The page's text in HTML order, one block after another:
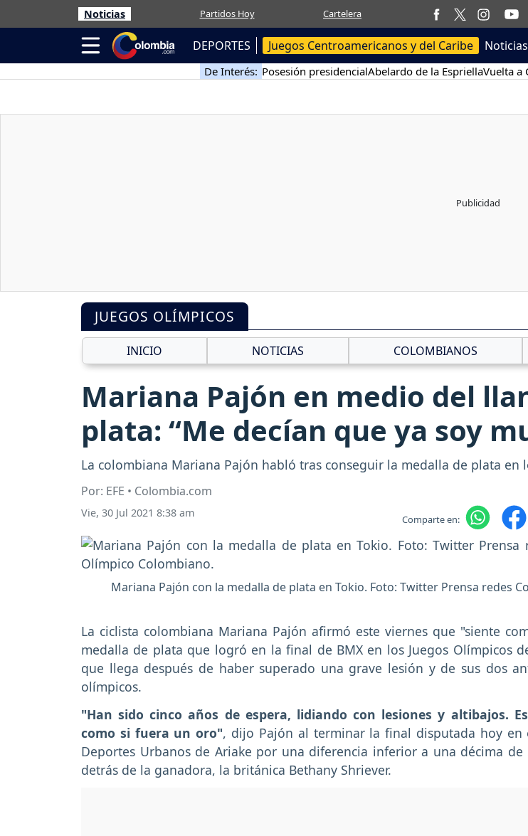
Noticias Partidos Hoy Cartelera
DEPORTES Juegos Centroamericanos y del Caribe Noticias
De Interés: Posesión presidencialAbelardo de la EspriellaVuelta a
JUEGOS OLÍMPICOS
INICIO NOTICIAS COLOMBIANOS
Mariana Pajón en medio del
plata: “Me decían que ya soy
La colombiana Mariana Pajón habló tras conseguir la medalla de plata en
Por: EFE • Colombia.com
Vie, 30 Jul 2021 8:38 am Comparte en:
Mariana Pajón con la medalla de plata en Tokio. Foto: Twitter Prensa redes
La ciclista colombiana Mariana Pajón afirmó este viernes que "siente
medalla de plata que logró en la final de BMX en los Juegos Olímpicos
que llega después de haber superado una grave lesión y de sus dos
olímpicos.
"Han sido cinco años de espera, lidiando con lesiones y altibajos.
como si fuera un oro", dijo Pajón al terminar la final disputada hoy en
Deportes Urbanos de Ariake por una diferencia inferior a una décima
detrás de la ganadora, la británica Bethany Shriever.